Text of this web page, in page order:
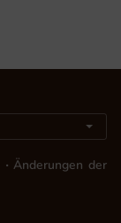
. Änderungen der